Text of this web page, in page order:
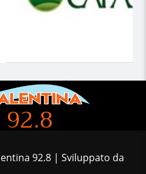
92.8
92.8 | Sviluppato da